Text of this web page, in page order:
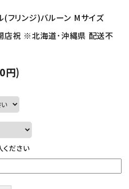
(フリンジ)バルーン Mサイズ
店祝 ※北海道･沖縄県 配送不
円)
ださい